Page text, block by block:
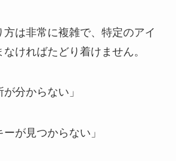
方は非常に複雑で、特定のアイ
ければたどり着けません。
が分からない」
ーが見つからない」